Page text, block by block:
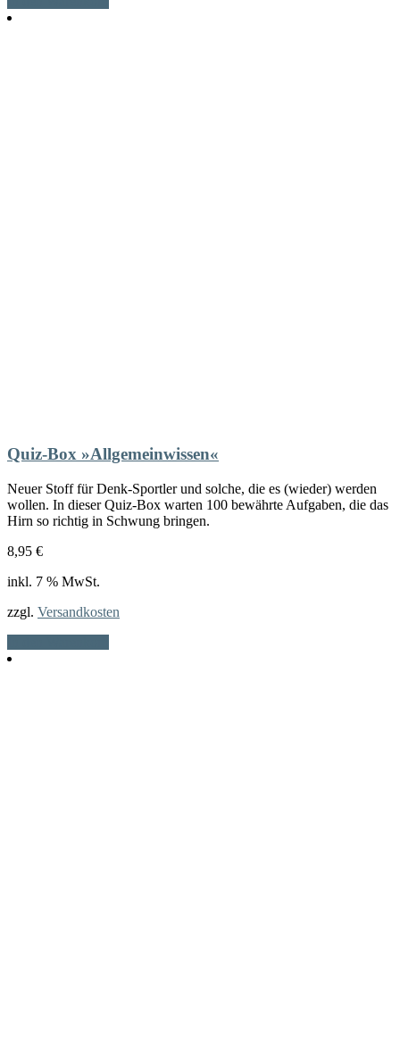
Quiz-Box »Allgemeinwissen«
Neuer Stoff für Denk-Sportler und solche, die es (wieder) werden
wollen. In dieser Quiz-Box warten 100 bewährte Aufgaben, die das
Hirn so richtig in Schwung bringen.
8,95 €
inkl. 7 % MwSt.
zzgl. Versandkosten